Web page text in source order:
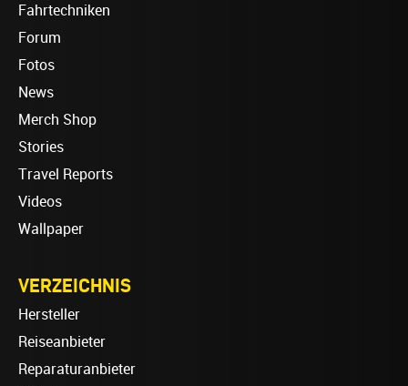
Fahrtechniken
Forum
Fotos
News
Merch Shop
Stories
Travel Reports
Videos
Wallpaper
VERZEICHNIS
Hersteller
Reiseanbieter
Reparaturanbieter